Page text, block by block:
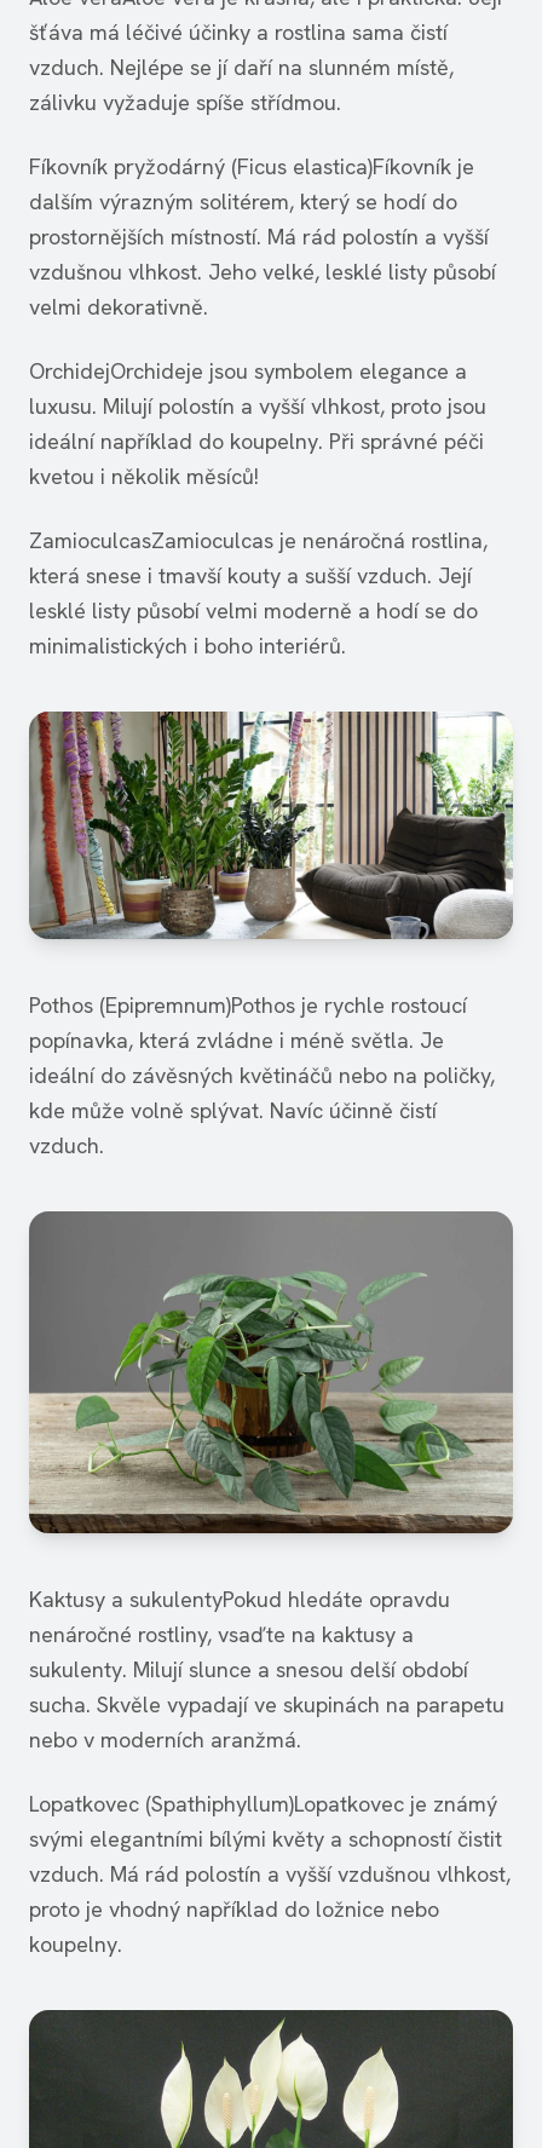
šťáva má léčivé účinky a rostlina sama čistí
vzduch. Nejlépe se jí daří na slunném místě,
zálivku vyžaduje spíše střídmou.
Fíkovník pryžodárný (Ficus elastica)Fíkovník je
dalším výrazným solitérem, který se hodí do
prostornějších místností. Má rád polostín a vyšší
vzdušnou vlhkost. Jeho velké, lesklé listy působí
velmi dekorativně.
OrchidejOrchideje jsou symbolem elegance a
luxusu. Milují polostín a vyšší vlhkost, proto jsou
ideální například do koupelny. Při správné péči
kvetou i několik měsíců!
ZamioculcasZamioculcas je nenáročná rostlina,
která snese i tmavší kouty a sušší vzduch. Její
lesklé listy působí velmi moderně a hodí se do
minimalistických i boho interiérů.
Pothos (Epipremnum)Pothos je rychle rostoucí
popínavka, která zvládne i méně světla. Je
ideální do závěsných květináčů nebo na poličky,
kde může volně splývat. Navíc účinně čistí
vzduch.
Kaktusy a sukulentyPokud hledáte opravdu
nenáročné rostliny, vsaďte na kaktusy a
sukulenty. Milují slunce a snesou delší období
sucha. Skvěle vypadají ve skupinách na parapetu
nebo v moderních aranžmá.
Lopatkovec (Spathiphyllum)Lopatkovec je známý
svými elegantními bílými květy a schopností čistit
vzduch. Má rád polostín a vyšší vzdušnou vlhkost,
proto je vhodný například do ložnice nebo
koupelny.